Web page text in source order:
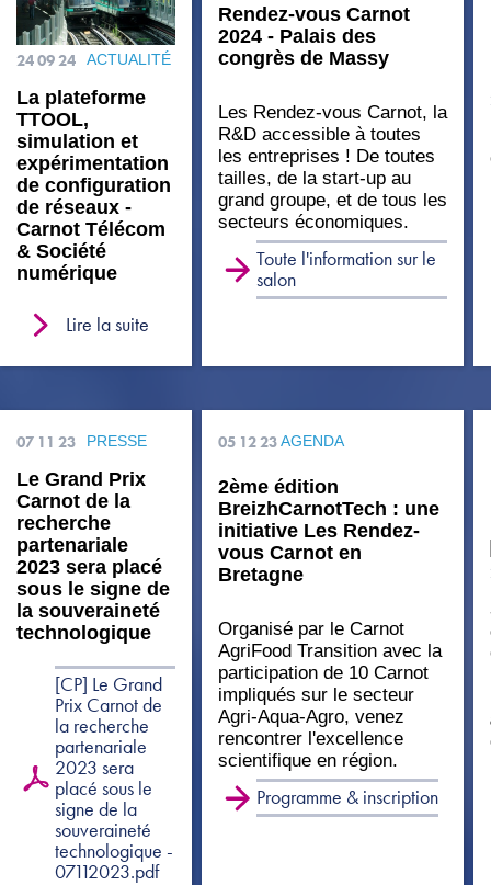
24 09 24 ACTUALITÉ
La plateforme
TTOOL,
simulation et
expérimentation
de configuration
de réseaux -
Carnot Télécom
& Société
numérique
Lire la suite
Rendez-vous Carnot
2024 - Palais des
congrès de Massy
Les Rendez-vous Carnot, la
R&D accessible à toutes
les entreprises ! De toutes
tailles, de la start-up au
grand groupe, et de tous les
secteurs économiques.
Toute l'information sur le
salon
07 11 23 PRESSE
Le Grand Prix
Carnot de la
recherche
partenariale
2023 sera placé
sous le signe de
la souveraineté
technologique
[CP] Le Grand
Prix Carnot de
la recherche
partenariale
2023 sera
placé sous le
signe de la
souveraineté
technologique -
07112023.pdf
05 12 23AGENDA
2ème édition
BreizhCarnotTech : une
initiative Les Rendez-
vous Carnot en
Bretagne
Organisé par le Carnot
AgriFood Transition avec la
participation de 10 Carnot
impliqués sur le secteur
Agri-Aqua-Agro, venez
rencontrer l'excellence
scientifique en région.
Programme & inscription